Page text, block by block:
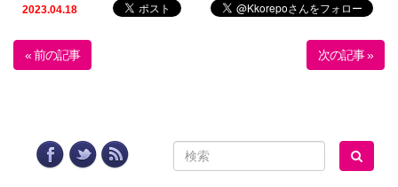
2023.04.18
« 前の記事 次の記事 »